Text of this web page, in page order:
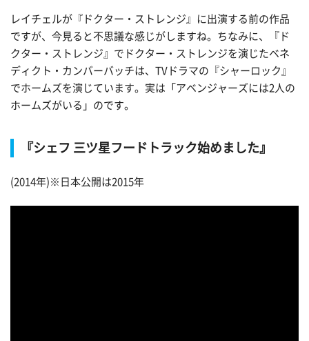
レイチェルが『ドクター・ストレンジ』に出演する前の作品
ですが、今見ると不思議な感じがしますね。ちなみに、『ド
クター・ストレンジ』でドクター・ストレンジを演じたベネ
ディクト・カンバーバッチは、TVドラマの『シャーロック』
でホームズを演じています。実は「アベンジャーズには2人の
ホームズがいる」のです。
『シェフ 三ツ星フードトラック始めました』
(2014年)※日本公開は2015年